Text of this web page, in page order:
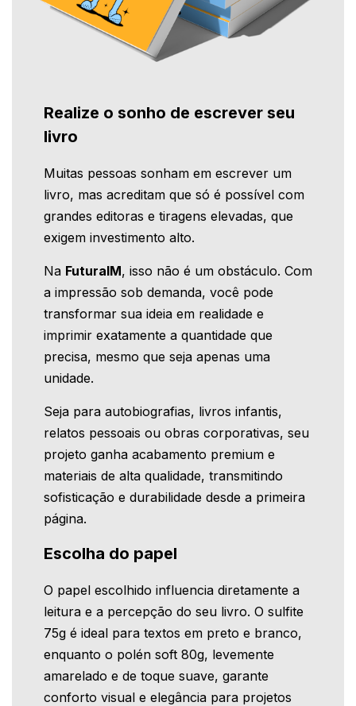
Realize o sonho de escrever seu
livro
Muitas pessoas sonham em escrever um
livro, mas acreditam que só é possível com
grandes editoras e tiragens elevadas, que
exigem investimento alto.
Na FuturaIM, isso não é um obstáculo. Com
a impressão sob demanda, você pode
transformar sua ideia em realidade e
imprimir exatamente a quantidade que
precisa, mesmo que seja apenas uma
unidade.
Seja para autobiografias, livros infantis,
relatos pessoais ou obras corporativas, seu
projeto ganha acabamento premium e
materiais de alta qualidade, transmitindo
sofisticação e durabilidade desde a primeira
página.
Escolha do papel
O papel escolhido influencia diretamente a
leitura e a percepção do seu livro. O sulfite
75g é ideal para textos em preto e branco,
enquanto o polén soft 80g, levemente
amarelado e de toque suave, garante
conforto visual e elegância para projetos